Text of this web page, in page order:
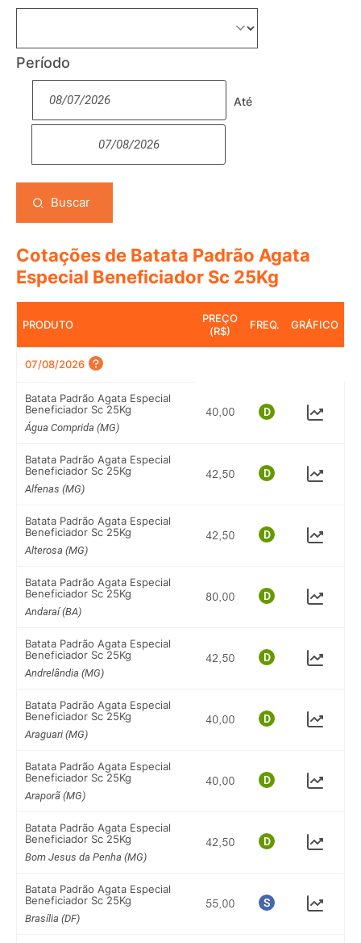
Período
Até
Buscar
Cotações de Batata Padrão Agata
Especial Beneficiador Sc 25Kg
PRODUTO
PREÇO
(R$)
FREQ. GRÁFICO
07/08/2026
Batata Padrão Agata Especial
Beneficiador Sc 25Kg
Água Comprida (MG)
Batata Padrão Agata Especial
Beneficiador Sc 25Kg
Alfenas (MG)
Batata Padrão Agata Especial
Beneficiador Sc 25Kg
Alterosa (MG)
Batata Padrão Agata Especial
Beneficiador Sc 25Kg
Andaraí (BA)
Batata Padrão Agata Especial
Beneficiador Sc 25Kg
Andrelândia (MG)
Batata Padrão Agata Especial
Beneficiador Sc 25Kg
Araguari (MG)
Batata Padrão Agata Especial
Beneficiador Sc 25Kg
Araporã (MG)
Batata Padrão Agata Especial
Beneficiador Sc 25Kg
Bom Jesus da Penha (MG)
Batata Padrão Agata Especial
Beneficiador Sc 25Kg
Brasília (DF)